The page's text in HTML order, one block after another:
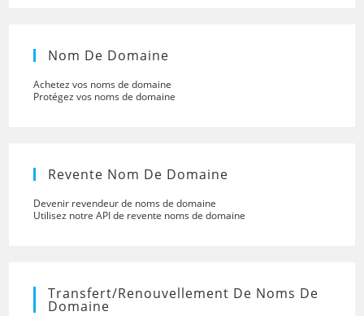
Nom De Domaine
Achetez vos noms de domaine
Protégez vos noms de domaine
Revente Nom De Domaine
Devenir revendeur de noms de domaine
Utilisez notre API de revente noms de domaine
Transfert/renouvellement De Noms De
Domaine